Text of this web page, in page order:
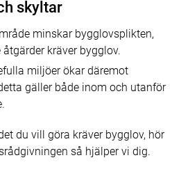
skyltar
minskar bygglovsplikten,
kräver bygglov.
miljöer ökar däremot
gäller både inom och utanför
du vill göra kräver bygglov, hör
så hjälper vi dig.